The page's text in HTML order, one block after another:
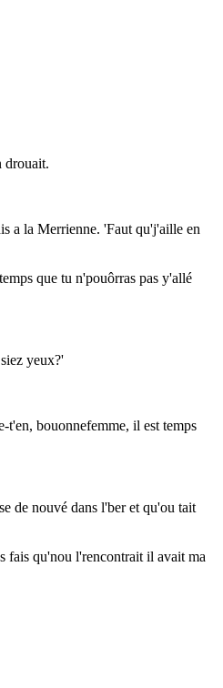
drouait.
a la Merrienne. 'Faut qu'j'aille en
que tu n'pouôrras pas y'allé
yeux?'
t'en, bouonnefemme, il est temps
de nouvé dans l'ber et qu'ou tait
fais qu'nou l'rencontrait il avait ma